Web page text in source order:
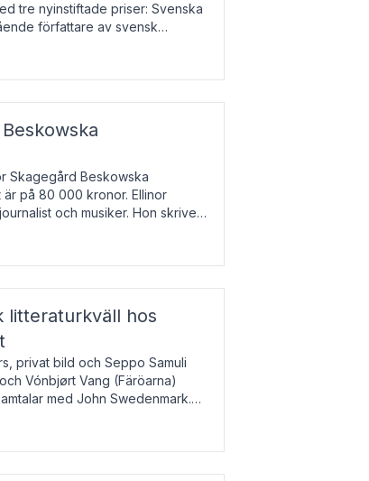
tre nyinstiftade priser: Svenska
författare av svensk
Västerbro, Svenska
Skagegård Beskowska
på 80 000 kronor. Ellinor
och musiker. Hon skriver
Ups
litteraturkväll hos
privat bild och Seppo Samuli
Vónbjørt Vang (Färöarna)
med John Swedenmark.
isländska och svenska och talar